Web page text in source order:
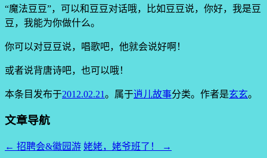
“魔法豆豆”，可以和豆豆对话哦，比如豆豆说，你好，我是豆
豆，我能为你做什么。
你可以对豆豆说，唱歌吧，他就会说好啊！
或者说背唐诗吧，也可以哦！
本条目发布于2012.02.21。属于逍儿故事分类。 作者是玄玄。
文章导航
← 招聘会&徽园游 姥姥，姥爷班了！ →